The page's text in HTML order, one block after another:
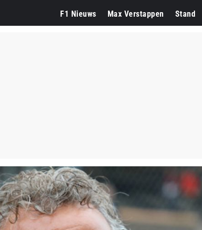
F1 Nieuws Max Verstappen Stand